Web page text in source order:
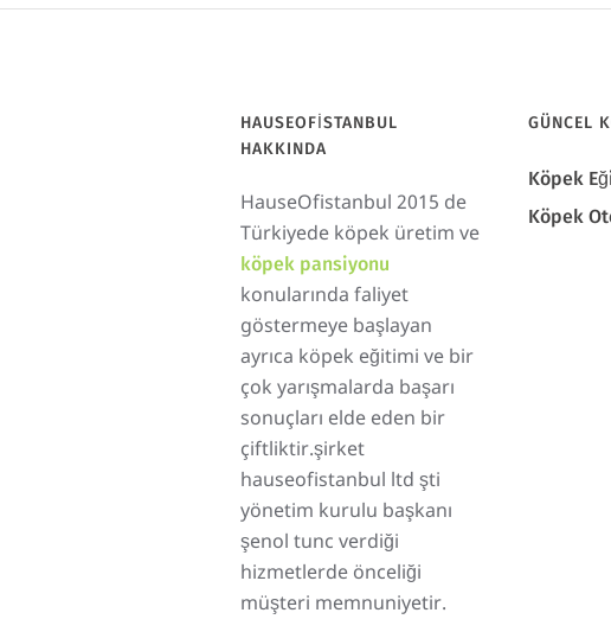
HAUSEOFISTANBUL
HAKKINDA
HauseOfistanbul 2015 de
Türkiyede köpek üretim ve
köpek pansiyonu
konularında faliyet
göstermeye başlayan
ayrıca köpek eğitimi ve bir
çok yarışmalarda başarı
sonuçları elde eden bir
çiftliktir.şirket
hauseofistanbul ltd şti
yönetim kurulu başkanı
şenol tunc verdiği
hizmetlerde önceliği
müşteri memnuniyetir.
GÜNCEL
Köpek
Köpek